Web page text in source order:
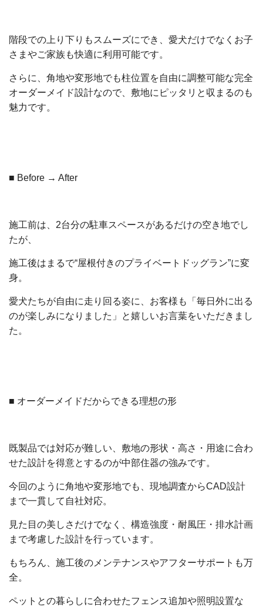
階段での上り下りもスムーズにでき、愛犬だけでなくお子
さまやご家族も快適に利用可能です。
さらに、角地や変形地でも柱位置を自由に調整可能な完全
オーダーメイド設計なので、敷地にピッタリと収まるのも
魅力です。
■ Before → After
施工前は、2台分の駐車スペースがあるだけの空き地でし
たが、
施工後はまるで“屋根付きのプライベートドッグラン”に変
身。
愛犬たちが自由に走り回る姿に、お客様も「毎日外に出る
のが楽しみになりました」と嬉しいお言葉をいただきまし
た。
■ オーダーメイドだからできる理想の形
既製品では対応が難しい、敷地の形状・高さ・用途に合わ
せた設計を得意とするのが中部住器の強みです。
今回のように角地や変形地でも、現地調査からCAD設計
まで一貫して自社対応。
見た目の美しさだけでなく、構造強度・耐風圧・排水計画
まで考慮した設計を行っています。
もちろん、施工後のメンテナンスやアフターサポートも万
全。
ペットとの暮らしに合わせたフェンス追加や照明設置な